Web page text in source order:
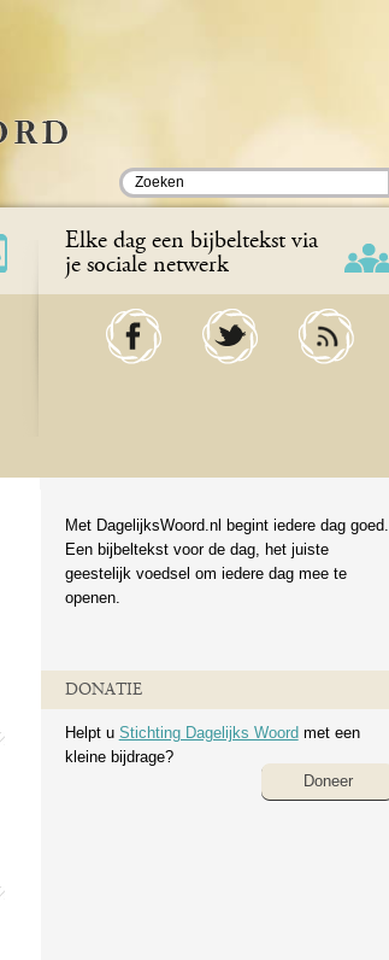
Elke dag een bijbeltekst via
je sociale netwerk
Met DagelijksWoord.nl begint iedere dag goed.
Een bijbeltekst voor de dag, het juiste
geestelijk voedsel om iedere dag mee te
openen.
DONATIE
Helpt u Stichting Dagelijks Woord met een
kleine bijdrage?
Doneer